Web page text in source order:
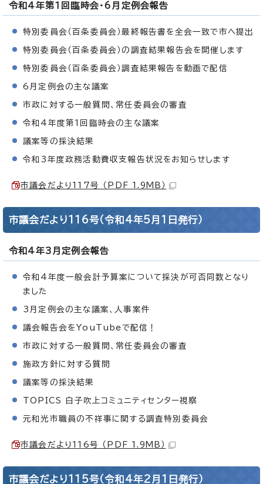
令和4年第1回臨時会・6月定例会報告
特別委員会（百条委員会）最終報告書を全会一致で市へ提出
特別委員会（百条委員会）の調査結果報告会を開催します
特別委員会（百条委員会）調査結果報告を動画で配信
6月定例会の主な議案
市政に対する一般質問、常任委員会の審査
令和4年度第1回臨時会の主な議案
議案等の採決結果
令和3年度政務活動費収支報告状況をお知らせします
市議会だより117号 （PDF 1.9MB）
市議会だより116号（令和4年5月1日発行）
令和4年3月定例会報告
令和4年度一般会計予算案について採決が可否同数となり
ました
3月定例会の主な議案、人事案件
議会報告会をYouTubeで配信！
市政に対する一般質問、常任委員会の審査
施政方針に対する質問
議案等の採決結果
TOPICS 白子吹上コミュニティセンター視察
元和光市職員の不祥事に関する調査特別委員会
市議会だより116号 （PDF 1.9MB）
市議会だより115号（令和4年2月1日発行）